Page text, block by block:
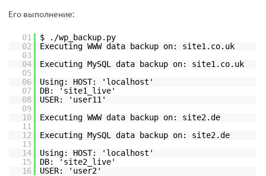
Его выполнение:
01
$ ./wp_backup.py
02
Executing WWW data backup on: site1.co.uk
03
04
Executing MySQL data backup on: site1.co.uk
05
06
Using: HOST: 'localhost'
07
DB: 'site1_live'
08
USER: 'user11'
09
10
Executing WWW data backup on: site2.de
11
12
Executing MySQL data backup on: site2.de
13
14
Using: HOST: 'localhost'
15
DB: 'site2_live'
16
USER: 'user2'